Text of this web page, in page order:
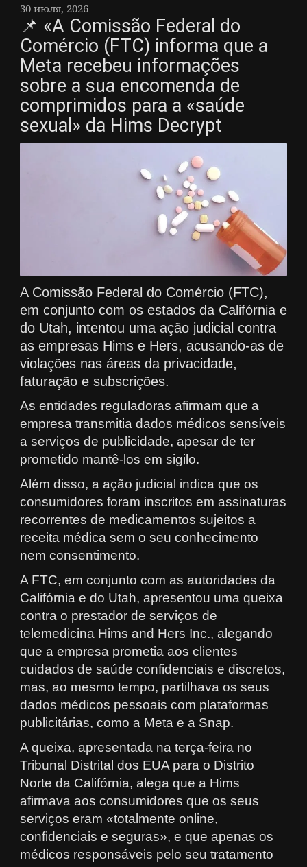
30 июля, 2026
📌 «A Comissão Federal do
Comércio (FTC) informa que a
Meta recebeu informações
sobre a sua encomenda de
comprimidos para a «saúde
sexual» da Hims Decrypt
A Comissão Federal do Comércio (FTC),
em conjunto com os estados da Califórnia e
do Utah, intentou uma ação judicial contra
as empresas Hims e Hers, acusando-as de
violações nas áreas da privacidade,
faturação e subscrições.
As entidades reguladoras afirmam que a
empresa transmitia dados médicos sensíveis
a serviços de publicidade, apesar de ter
prometido mantê-los em sigilo.
Além disso, a ação judicial indica que os
consumidores foram inscritos em assinaturas
recorrentes de medicamentos sujeitos a
receita médica sem o seu conhecimento
nem consentimento.
A FTC, em conjunto com as autoridades da
Califórnia e do Utah, apresentou uma queixa
contra o prestador de serviços de
telemedicina Hims and Hers Inc., alegando
que a empresa prometia aos clientes
cuidados de saúde confidenciais e discretos,
mas, ao mesmo tempo, partilhava os seus
dados médicos pessoais com plataformas
publicitárias, como a Meta e a Snap.
A queixa, apresentada na terça-feira no
Tribunal Distrital dos EUA para o Distrito
Norte da Califórnia, alega que a Hims
afirmava aos consumidores que os seus
serviços eram «totalmente online,
confidenciais e seguras», e que apenas os
médicos responsáveis pelo seu tratamento